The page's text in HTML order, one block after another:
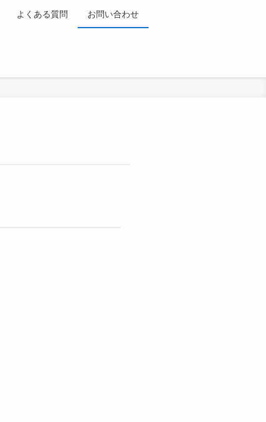
よくある質問 お問い合わせ